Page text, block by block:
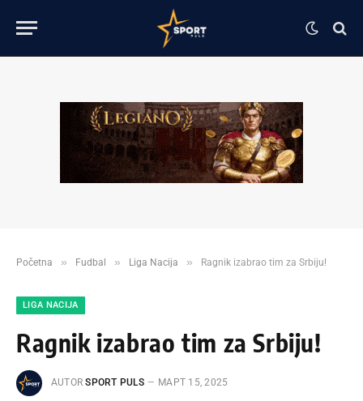
Početna » Fudbal » Liga Nacija » Ragnik izabrao tim za Srbiju!
LIGA NACIJA
Ragnik izabrao tim za Srbiju!
AUTOR SPORT PULS МАРТ 15, 2025